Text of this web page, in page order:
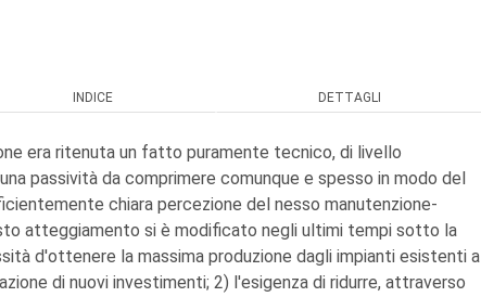
INDICE DETTAGLI
era ritenuta un fatto puramente tecnico, di livello
passività da comprimere comunque e spesso in modo del
chiara percezione del nesso manutenzione-
atteggiamento si è modificato negli ultimi tempi sotto la
d'ottenere la massima produzione dagli impianti esistenti a
di nuovi investimenti; 2) l'esigenza di ridurre, attraverso